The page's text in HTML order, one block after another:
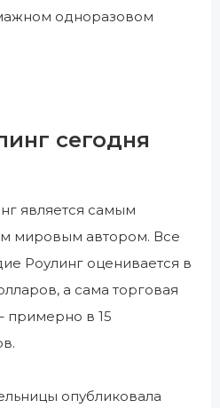
одноразовом
сегодня
является самым
мировым автором. Все
Роулинг оценивается в
а сама торговая
примерно в 15
опубликовала